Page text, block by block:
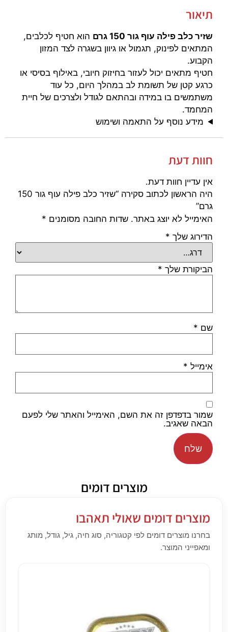
תיאור
שזיר כלב פילה עוף גור 150 גרם
הוא חטיף לכלבים,
המתאים לפינוק, תגמול או גיוון בשגרה לצד המזון
הקבוע.
חטיף מתאים יכול לעזור בחיזוק חיובי, באילוף בסיסי או
כרגע קטן של תשומת לב במהלך היום, כל עוד
משתמשים בו במידה ובהתאם לגודל ולצרכים של חיית
המחמד.
מידע נוסף על התאמה ושימוש
חוות דעת
אין עדיין חוות דעת.
היה הראשון לכתוב סקירה “שזיר כלב פילה עוף גור 150
גרם”
האימייל לא יוצג באתר. שדות החובה מסומנים *
הדירוג שלך *
הביקורת שלך *
שם *
אימייל *
שמור בדפדפן זה את השם, האימייל והאתר שלי לפעם
הבאה שאגיב.
מוצרים דומים
מוצרים דומים שאולי תאהבו
בחרנו מוצרים דומים לפי קטגוריה, סוג חיה, גיל, גודל, מותג
ומאפייני המוצר.